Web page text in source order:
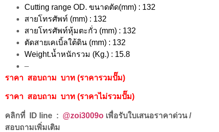
Cutting range OD. ขนาดตัด(mm) : 132
สายโทรศัพท์ (mm) : 132
สายโทรศัพท์หุ้มตะกั่ว (mm) : 132
ตัดสายเคเบิ้ลใต้ดิน (mm) : 132
Weight.น้ำหนักรวม (Kg.) : 15.8
–
ราคา สอบถาม บาท (ราคารวมปั๊ม)
ราคา สอบถาม บาท (ราคาไม่รวมปั๊ม)
คลิกที่ ID line : @zoi3009o เพื่อรับใบเสนอราคาด่วน /
สอบถามเพิ่มเติม